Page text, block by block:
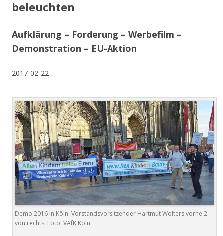
beleuchten
Aufklärung – Forderung – Werbefilm –
Demonstration – EU-Aktion
2017-02-22
Demo 2016 in Köln. Vorstandsvorsitzender Hartmut Wolters vorne 2.
von rechts. Foto: VAfK Köln.